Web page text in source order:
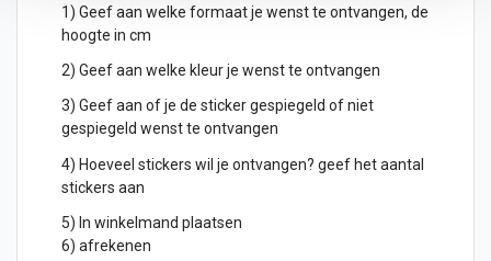
1) Geef aan welke formaat je wenst te ontvangen, de
hoogte in cm
2) Geef aan welke kleur je wenst te ontvangen
3) Geef aan of je de sticker gespiegeld of niet
gespiegeld wenst te ontvangen
4) Hoeveel stickers wil je ontvangen? geef het aantal
stickers aan
5) In winkelmand plaatsen
6) afrekenen